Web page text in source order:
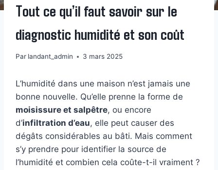
Tout ce qu’il faut savoir sur le
diagnostic humidité et son coût
Par landant_admin 3 mars 2025
L’humidité dans une maison n’est jamais une
bonne nouvelle. Qu’elle prenne la forme de
moisissure et salpêtre, ou encore
d’infiltration d’eau, elle peut causer des
dégâts considérables au bâti. Mais comment
s’y prendre pour identifier la source de
l’humidité et combien cela coûte-t-il vraiment ?